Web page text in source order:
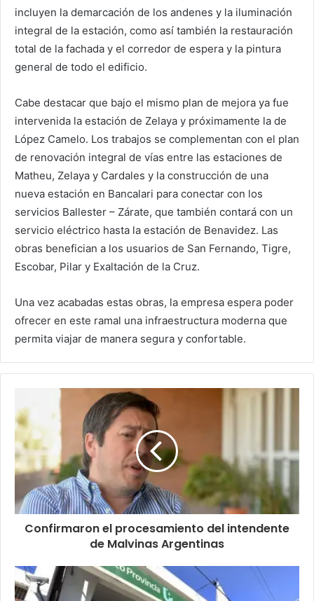
incluyen la demarcación de los andenes y la iluminación
integral de la estación, como así también la restauración
total de la fachada y el corredor de espera y la pintura
general de todo el edificio.
Cabe destacar que bajo el mismo plan de mejora ya fue
intervenida la estación de Zelaya y próximamente la de
López Camelo. Los trabajos se complementan con el plan
de renovación integral de vías entre las estaciones de
Matheu, Zelaya y Cardales y la construcción de una
nueva estación en Bancalari para conectar con los
servicios Ballester – Zárate, que también contará con un
servicio eléctrico hasta la estación de Benavidez. Las
obras benefician a los usuarios de San Fernando, Tigre,
Escobar, Pilar y Exaltación de la Cruz.
Una vez acabadas estas obras, la empresa espera poder
ofrecer en este ramal una infraestructura moderna que
permita viajar de manera segura y confortable.
Confirmaron el procesamiento del intendente
de Malvinas Argentinas